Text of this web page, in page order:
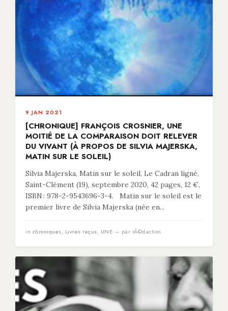
9 JAN 2021
[CHRONIQUE] FRANÇOIS CROSNIER, UNE
MOITIÉ DE LA COMPARAISON DOIT RELEVER
DU VIVANT (À PROPOS DE SILVIA MAJERSKA,
MATIN SUR LE SOLEIL)
Silvia Majerska, Matin sur le soleil, Le Cadran ligné,
Saint-Clément (19), septembre 2020, 42 pages, 12 €,
ISBN : 978-2-9543696-3-4. Matin sur le soleil est le
premier livre de Silvia Majerska (née en...
in chroniques, Livres reçus, UNE — par rÃ©daction